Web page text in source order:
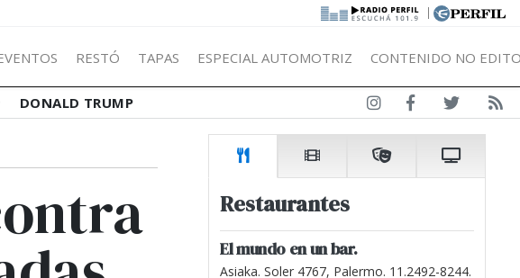
|
RESTÓ TAPAS ESPECIAL AUTOMOTRIZ CONTENIDO NO
DONALD TRUMP
Restaurantes
El mundo en un bar.
Asiaka. Soler 4767, Palermo. 11.2492-8244.